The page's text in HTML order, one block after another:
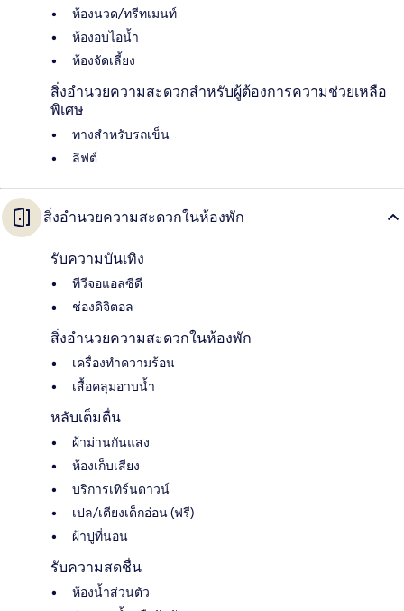
ห้องนวด/ทรีทเมนท์
ห้องอบไอน้ำ
ห้องจัดเลี้ยง
สิ่งอำนวยความสะดวกสำหรับผู้ต้องการความช่วยเหลือ
พิเศษ
ทางสำหรับรถเข็น
ลิฟต์
สิ่งอำนวยความสะดวกในห้องพัก
รับความบันเทิง
ทีวีจอแอลซีดี
ช่องดิจิตอล
สิ่งอำนวยความสะดวกในห้องพัก
เครื่องทำความร้อน
เสื้อคลุมอาบน้ำ
หลับเต็มตื่น
ผ้าม่านกันแสง
ห้องเก็บเสียง
บริการเทิร์นดาวน์
เปล/เตียงเด็กอ่อน (ฟรี)
ผ้าปูที่นอน
รับความสดชื่น
ห้องน้ำส่วนตัว